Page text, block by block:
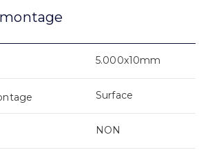
5.000x10mm
Surface
NON